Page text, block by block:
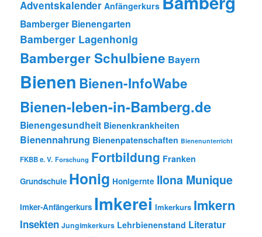
Adventskalender Anfängerkurs
Bamberger Bienengarten
Bamberger Lagenhonig
Bamberger Schulbiene Bayern
Bienen Bienen-InfoWabe
Bienen-leben-in-Bamberg.de
Bienengesundheit Bienenkrankheiten
Bienennahrung Bienenpatenschaften Bienenunterricht
FKBB e. V. Forschung Fortbildung Franken
Grundschule Honig Honigernte Ilona Munique
Imker-Anfängerkurs Imkerei Imkerkurs Imkern
Insekten Jungimkerkurs Lehrbienenstand Literatur